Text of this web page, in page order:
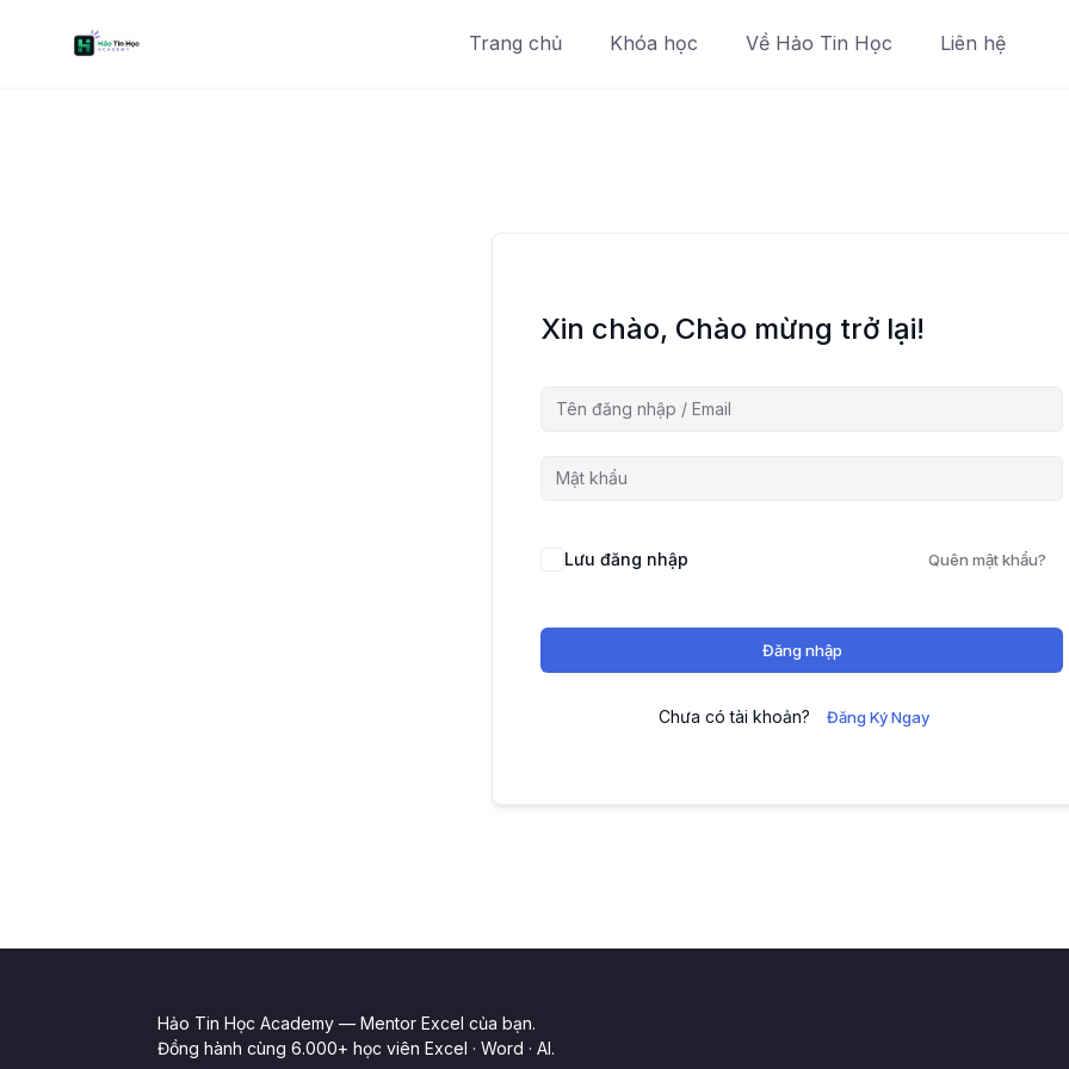
Trang chủ Khóa học Về Hảo Tin Học Liên hệ
Xin chào, Chào mừng trở lại!
Lưu đăng nhập Quên mật khẩu?
Đăng nhập
Chưa có tài khoản? Đăng Ký Ngay
Hảo Tin Học Academy — Mentor Excel của bạn.
Đồng hành cùng 6.000+ học viên Excel · Word · AI.